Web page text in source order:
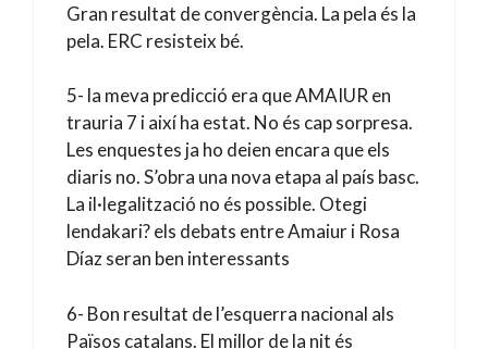
Gran resultat de convergència. La pela és la
pela. ERC resisteix bé.
5- la meva predicció era que AMAIUR en
trauria 7 i així ha estat. No és cap sorpresa.
Les enquestes ja ho deien encara que els
diaris no. S’obra una nova etapa al país basc.
La il·legalització no és possible. Otegi
lendakari? els debats entre Amaiur i Rosa
Díaz seran ben interessants
6- Bon resultat de l’esquerra nacional als
Països catalans. El millor de la nit és